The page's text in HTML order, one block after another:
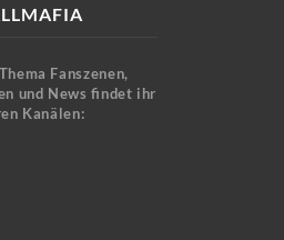
Fanszenen,
und News findet ihr
Kanälen: